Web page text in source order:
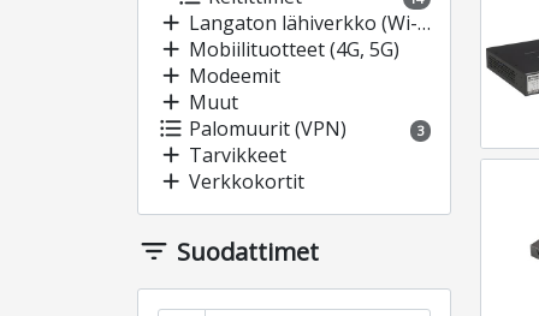
add Langaton lähiverkko (Wi-Fi)
add Mobiilituotteet (4G, 5G)
add Modeemit
add Muut
format_list_bulleted Palomuurit (VPN) 3
add Tarvikkeet
add Verkkokortit
filter_list Suodattimet